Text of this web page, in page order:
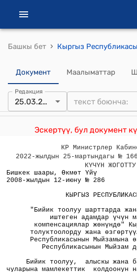
Башкы бет ›
Документ Маалыматтар
Редакция
25.03.2022
Эскертүү, бул документ